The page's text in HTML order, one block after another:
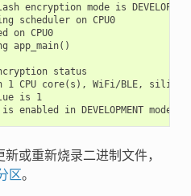
encryption mode is
scheduler on CPU0
on CPU0
app_main()
status
1 CPU core(s), WiFi/BLE,
is 1
或重新烧录二进制文件，
区。